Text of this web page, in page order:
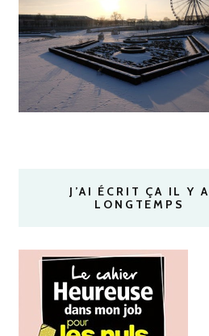
J’AI ÉCRIT ÇA IL Y A
LONGTEMPS